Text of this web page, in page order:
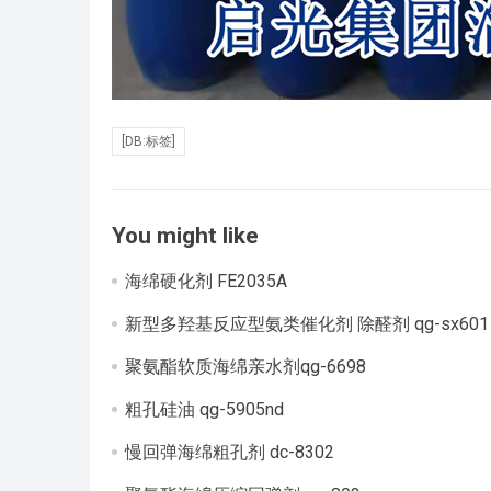
[DB:标签]
You might like
海绵硬化剂 FE2035A
新型多羟基反应型氨类催化剂 除醛剂 qg-
聚氨酯软质海绵亲水剂qg-6698
粗孔硅油 qg-5905nd
慢回弹海绵粗孔剂 dc-8302